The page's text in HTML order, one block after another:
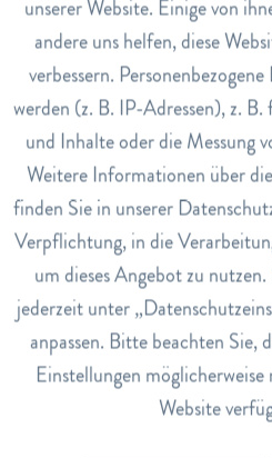
eine gesunde Lebensweise.
hergestellt in den USA.
Dosierung
Täglich 1 Tablette mit etwas
Art.Nr.
3953901
EAN
7640121570636
Lagerbestand
3
Nährwerte
Nährwerte Pro Tagesportion (1
Marketing
Tracking
Service
unserer Website. Einige von
andere uns helfen, diese
verbessern.
werden (z. B. IP-Adressen), z.
und Inhalte oder die Messung
Weitere Informationen über
finden Sie in unserer
Verpflichtung, in die
um dieses Angebot zu
jederzeit unter
anpassen. Bitte beachten Sie,
Einstellungen
Website